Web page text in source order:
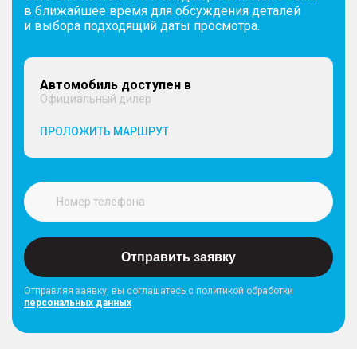
в ближайшее время для обсуждения деталей
и выбора подходящий даты просмотра.
Автомобиль доступен в
Официальный дилер
ПРОЛОЖИТЬ МАРШРУТ
Отправить заявку
Отправляя заявку, вы соглашатесь с политикой обработки
персональных данных